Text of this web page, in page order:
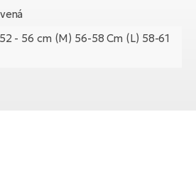
- 56 cm (M) 56-58 Cm (L) 58-61